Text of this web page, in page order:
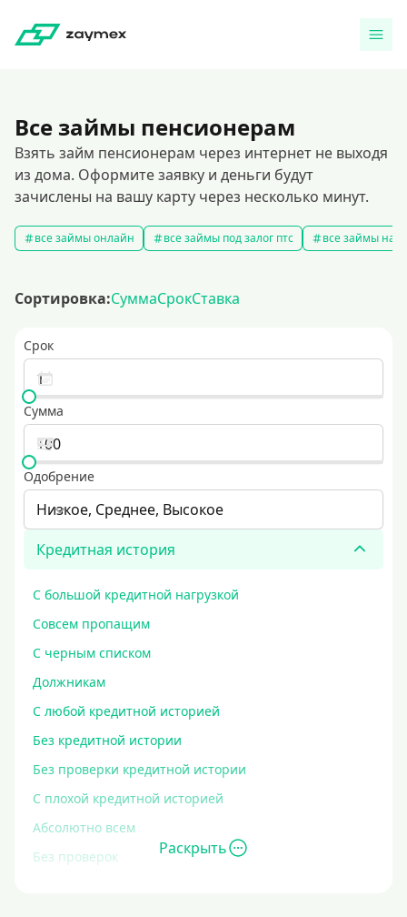
Все займы пенсионерам
Взять займ пенсионерам через интернет не выходя
из дома. Оформите заявку и деньги будут
зачислены на вашу карту через несколько минут.
все займы онлайн все займы под залог птс все займы на
Сортировка:СуммаСрокСтавка
Срок
Сумма
Одобрение
Низкое, Среднее, Высокое
Кредитная история
С большой кредитной нагрузкой
Совсем пропащим
С черным списком
Должникам
С любой кредитной историей
Без кредитной истории
Без проверки кредитной истории
С плохой кредитной историей
Абсолютно всем
Без проверок
Раскрыть